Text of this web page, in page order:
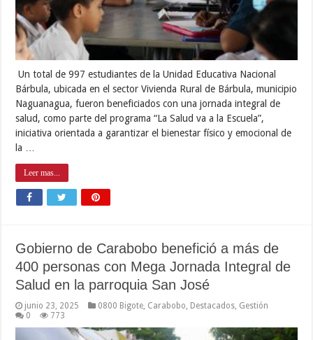
Un total de 997 estudiantes de la Unidad Educativa Nacional
Bárbula, ubicada en el sector Vivienda Rural de Bárbula, municipio
Naguanagua, fueron beneficiados con una jornada integral de
salud, como parte del programa “La Salud va a la Escuela”,
iniciativa orientada a garantizar el bienestar físico y emocional de
la …
Leer mas...
Gobierno de Carabobo benefició a más de
400 personas con Mega Jornada Integral de
Salud en la parroquia San José
junio 23, 2025 0800 Bigote Carabobo Destacados Gestión
0
773